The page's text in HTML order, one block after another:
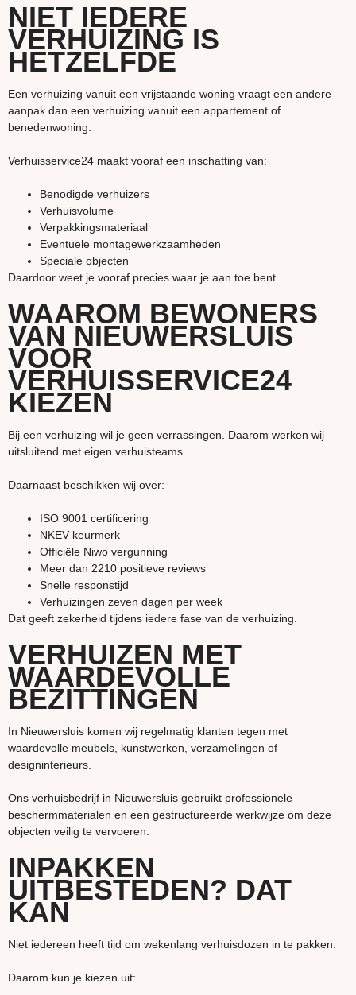
NIET IEDERE
VERHUIZING IS
HETZELFDE
Een verhuizing vanuit een vrijstaande woning vraagt een andere
aanpak dan een verhuizing vanuit een appartement of
benedenwoning.
Verhuisservice24 maakt vooraf een inschatting van:
Benodigde verhuizers
Verhuisvolume
Verpakkingsmateriaal
Eventuele montagewerkzaamheden
Speciale objecten
Daardoor weet je vooraf precies waar je aan toe bent.
WAAROM BEWONERS
VAN NIEUWERSLUIS
VOOR
VERHUISSERVICE24
KIEZEN
Bij een verhuizing wil je geen verrassingen. Daarom werken wij
uitsluitend met eigen verhuisteams.
Daarnaast beschikken wij over:
ISO 9001 certificering
NKEV keurmerk
Officiële Niwo vergunning
Meer dan 2210 positieve reviews
Snelle responstijd
Verhuizingen zeven dagen per week
Dat geeft zekerheid tijdens iedere fase van de verhuizing.
VERHUIZEN MET
WAARDEVOLLE
BEZITTINGEN
In Nieuwersluis komen wij regelmatig klanten tegen met
waardevolle meubels, kunstwerken, verzamelingen of
designinterieurs.
Ons verhuisbedrijf in Nieuwersluis gebruikt professionele
beschermmaterialen en een gestructureerde werkwijze om deze
objecten veilig te vervoeren.
INPAKKEN
UITBESTEDEN? DAT
KAN
Niet iedereen heeft tijd om wekenlang verhuisdozen in te pakken.
Daarom kun je kiezen uit: